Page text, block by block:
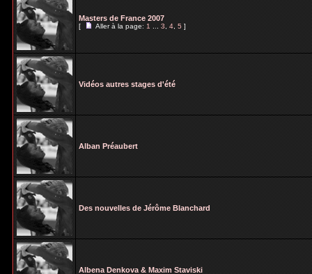
Masters de France 2007
[ Aller à la page:1...3,4,5]
Vidéos autres stages d'été
Alban Préaubert
Des nouvelles de Jérôme Blanchard
Albena Denkova & Maxim Staviski